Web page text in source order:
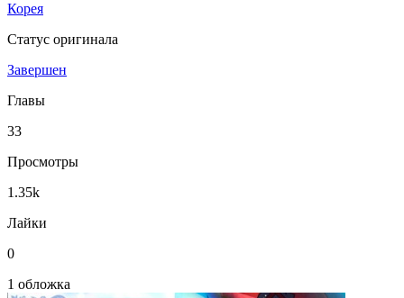
Корея
Статус оригинала
Завершен
Главы
33
Просмотры
1.35k
Лайки
0
1 обложка